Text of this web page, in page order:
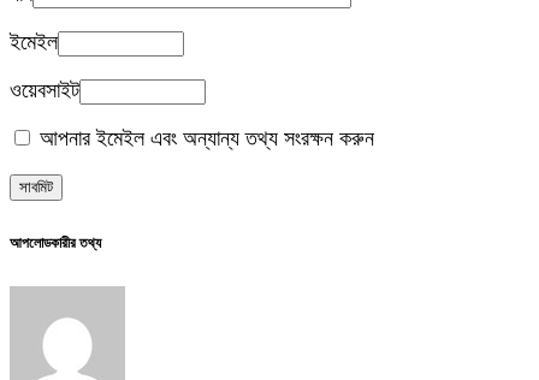
ইমেইল
ওয়েবসাইট
আপনার ইমেইল এবং অন্যান্য তথ্য সংরক্ষন করুন
আপলোডকারীর তথ্য